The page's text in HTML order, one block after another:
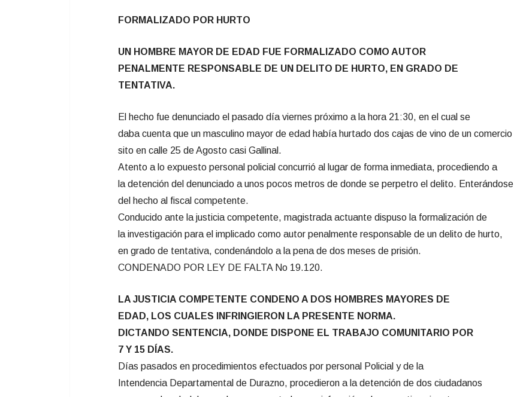
FORMALIZADO POR HURTO
UN HOMBRE MAYOR DE EDAD FUE FORMALIZADO COMO AUTOR
PENALMENTE RESPONSABLE DE UN DELITO DE HURTO, EN GRADO DE
TENTATIVA.
El hecho fue denunciado el pasado día viernes próximo a la hora 21:30, en el cual se
daba cuenta que un masculino mayor de edad había hurtado dos cajas de vino de un comercio
sito en calle 25 de Agosto casi Gallinal.
Atento a lo expuesto personal policial concurrió al lugar de forma inmediata, procediendo a
la detención del denunciado a unos pocos metros de donde se perpetro el delito. Enterándose
del hecho al fiscal competente.
Conducido ante la justicia competente, magistrada actuante dispuso la formalización de
la investigación para el implicado como autor penalmente responsable de un delito de hurto,
en grado de tentativa, condenándolo a la pena de dos meses de prisión.
CONDENADO POR LEY DE FALTA No 19.120.
LA JUSTICIA COMPETENTE CONDENO A DOS HOMBRES MAYORES DE
EDAD, LOS CUALES INFRINGIERON LA PRESENTE NORMA.
DICTANDO SENTENCIA, DONDE DISPONE EL TRABAJO COMUNITARIO POR
7 Y 15 DÍAS.
Días pasados en procedimientos efectuados por personal Policial y de la
Intendencia Departamental de Durazno, procedieron a la detención de dos ciudadanos